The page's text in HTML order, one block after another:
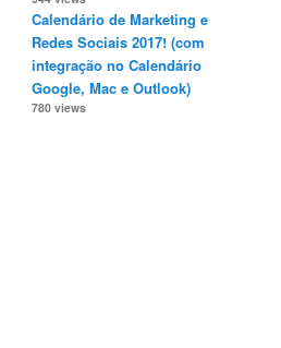
Calendário de Marketing e
Redes Sociais 2017! (com
integração no Calendário
Google, Mac e Outlook)
780 views